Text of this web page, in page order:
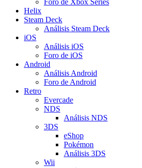
Foro de Xbox Series
Helix
Steam Deck
Análisis Steam Deck
iOS
Análisis iOS
Foro de iOS
Android
Análisis Android
Foro de Android
Retro
Evercade
NDS
Análisis NDS
3DS
eShop
Pokémon
Análisis 3DS
Wii